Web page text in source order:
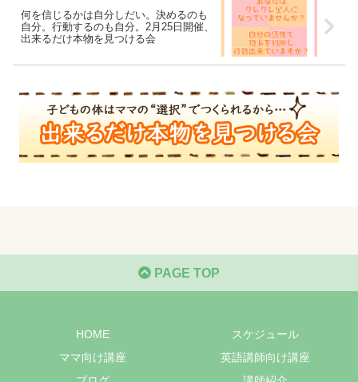
何を信じるかは自分しだい。決めるのも
自分。行動するのも自分。2月25日開催、
出来るだけ本物を見つける会
PAGE TOP
HOME
スケジュール
ママ向け講座
英語講師向け講座